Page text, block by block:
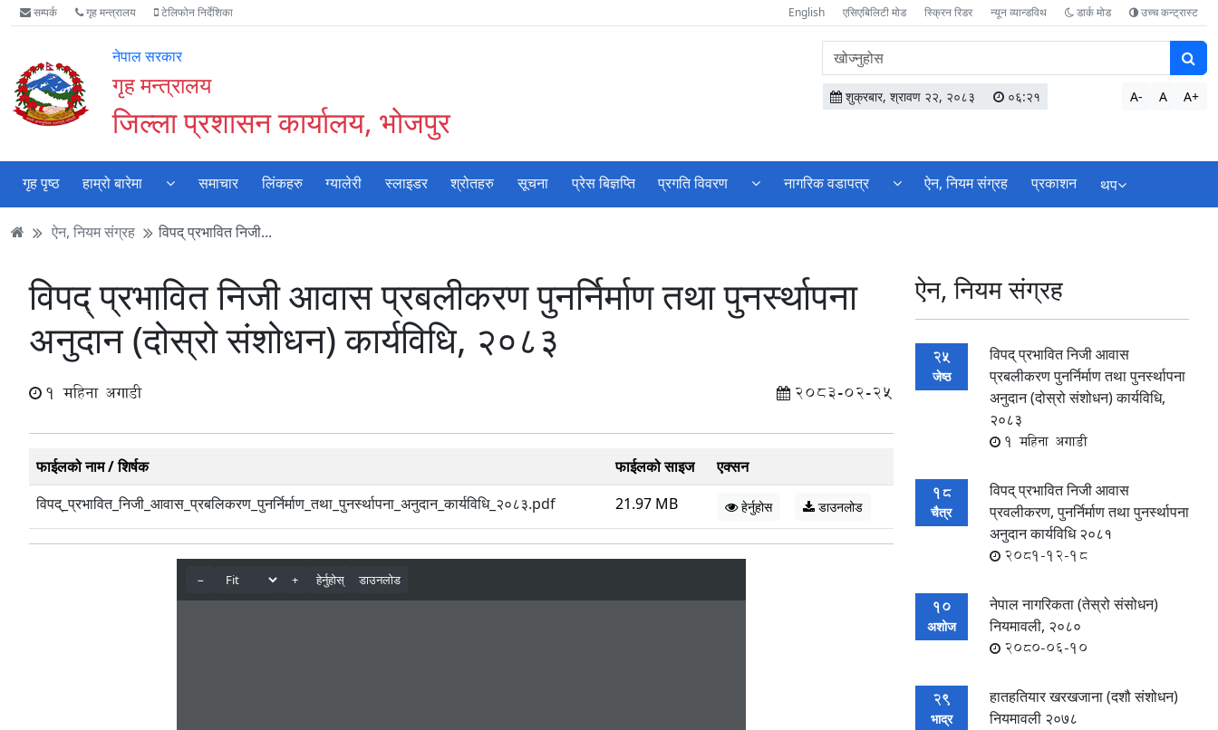
Accessibility
Mode
गर्नुहोस्
मुख्य
सामाग्री
मुख्य
नेभिगेसन
वेबसाइट
खोजमा
सम्पर्क गृह मन्त्रालय टेलिफोन निर्देशिका English एसिएबिलिटी मोड स्क्रिन रिडर न्यून व्यान्डविथ डार्क मोड उच्च कन्ट्रास्ट
नेपाल सरकार
गृह मन्त्रालय
जिल्ला प्रशासन कार्यालय, भोजपुर
वेबसाइटमा
सामग्री
खोज्नुहोस
शुक्रबार, श्रावण २२, २०८३ ०६:२१ A- A A+
गृह पृष्ठ हाम्रो बारेमा समाचार लिंकहरु ग्यालेरी स्लाइडर श्रोतहरु सूचना प्रेस बिज्ञप्ति प्रगति विवरण नागरिक वडापत्र ऐन, नियम संग्रह प्रकाशन थप
ऐन, नियम संग्रह विपद् प्रभावित निजी...
विपद् प्रभावित निजी आवास प्रबलीकरण पुनर्निर्माण तथा पुनर्स्थापना
अनुदान (दोस्रो संशोधन) कार्यविधि, २०८३
1 महिना अगाडी 2083-02-25
फाईलको नाम / शिर्षक फाईलको साइज
एक्सन
विपद्_प्रभावित_निजी_आवास_प्रबलिकरण_पुनर्निर्माण_तथा_पुनर्स्थापना_अनुदान_कार्यविधि_२०८३.pdf
21.97 MB हेर्नुहोस डाउनलोड
ऐन, नियम संग्रह
25
जेष्ठ
विपद् प्रभावित निजी आवास
प्रबलीकरण पुनर्निर्माण तथा पुनर्स्थापना
अनुदान (दोस्रो संशोधन) कार्यविधि,
२०८३
1 महिना अगाडी
18
चैत्र
विपद् प्रभावित निजी आवास
प्रवलीकरण, पुनर्निर्माण तथा पुनर्स्थापना
अनुदान कार्यविधि २०८१
2081-12-18
10
अशोज
नेपाल नागरिकता (तेस्रो संसोधन)
नियमावली, २०८०
2080-06-10
29
भाद्र
हातहतियार खरखजाना (दशौ संशोधन)
नियमावली २०७८